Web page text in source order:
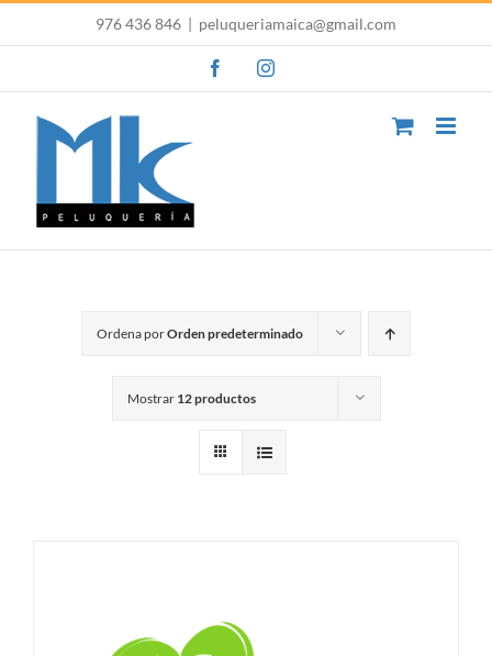
al
976 436 846 | peluqueriamaica@gmail.com
FacebookInstagram
Ordena porOrden predeterminado
Mostrar 12 productos